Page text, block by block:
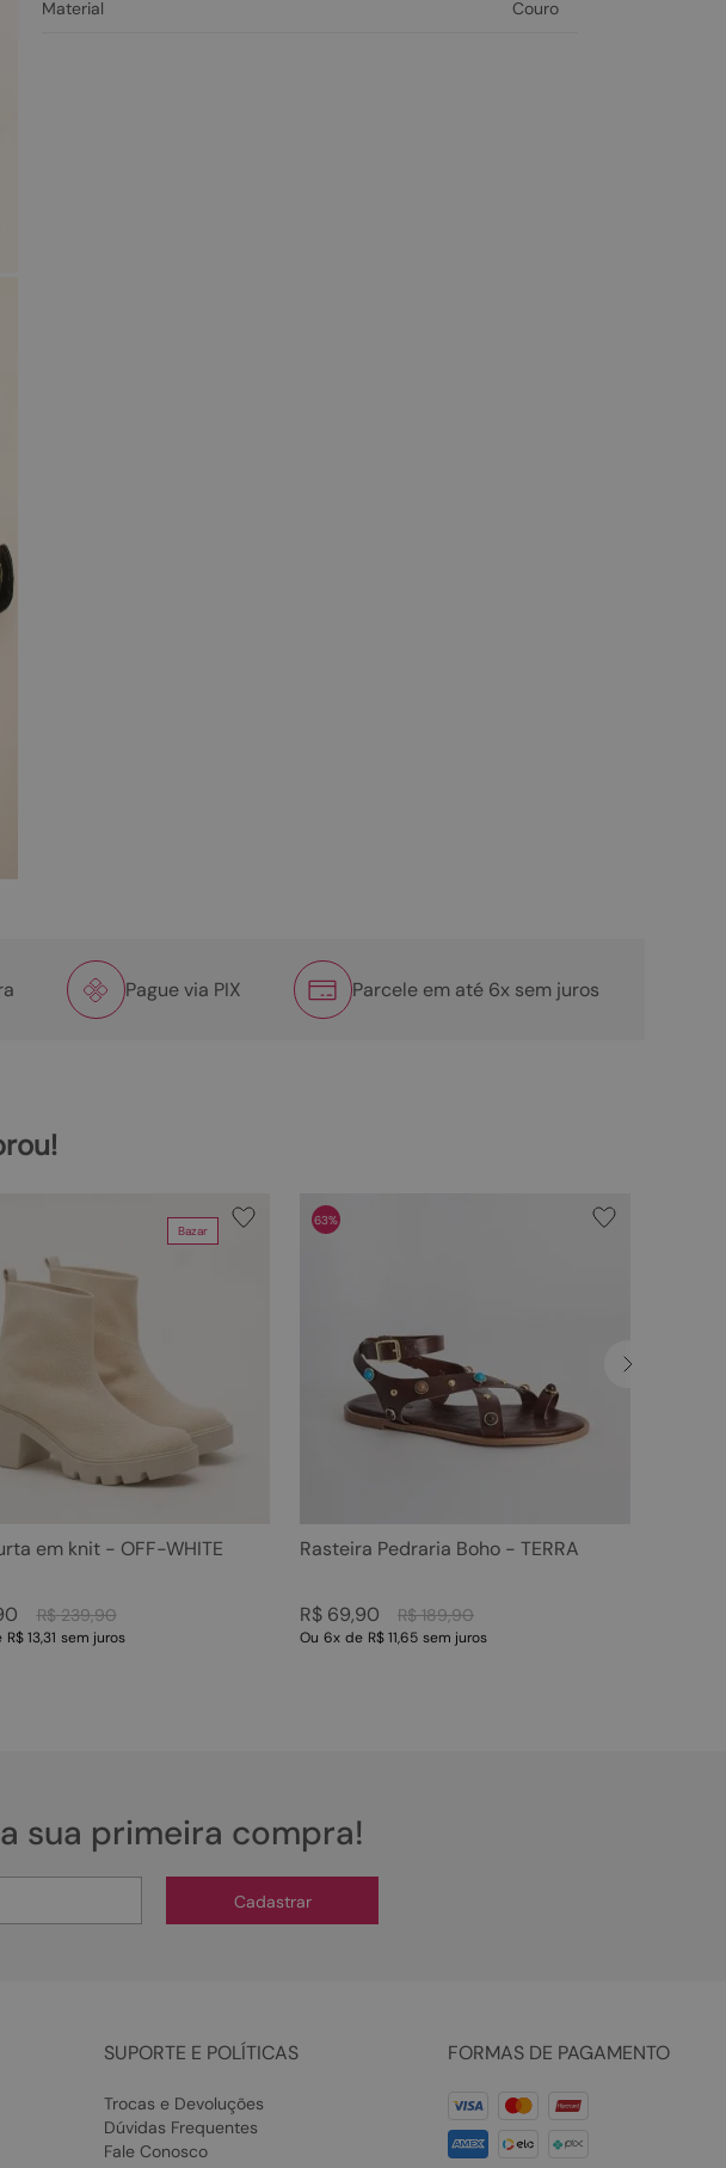
Material
Couro
Pague via PIX Parcele em até 6x sem juros
Bazar
em knit - OFF-WHITE
R$ 239,90
R$ 13,31 sem juros
63%
Rasteira Pedraria Boho - TERRA
R$ 189,90
R$ 69,90
Ou 6x de R$ 11,65 sem juros
sua primeira compra!
Cadastrar
SUPORTE E POLÍTICAS
Trocas e Devoluções
Dúvidas Frequentes
Fale Conosco
FORMAS DE PAGAMENTO